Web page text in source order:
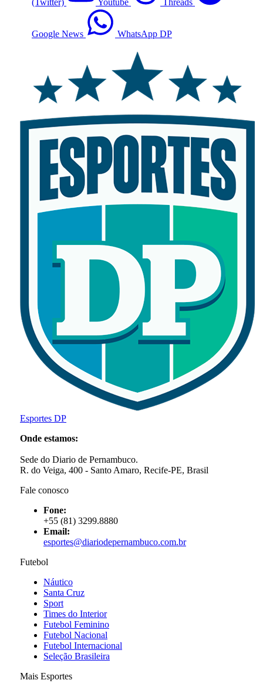
Google News WhatsApp DP
Esportes DP
Onde estamos:
Sede do Diario de Pernambuco.
R. do Veiga, 400 - Santo Amaro, Recife-PE, Brasil
Fale conosco
Fone:
+55 (81) 3299.8880
Email:
esportes@diariodepernambuco.com.br
Futebol
Náutico
Santa Cruz
Sport
Times do Interior
Futebol Feminino
Futebol Nacional
Futebol Internacional
Seleção Brasileira
Mais Esportes